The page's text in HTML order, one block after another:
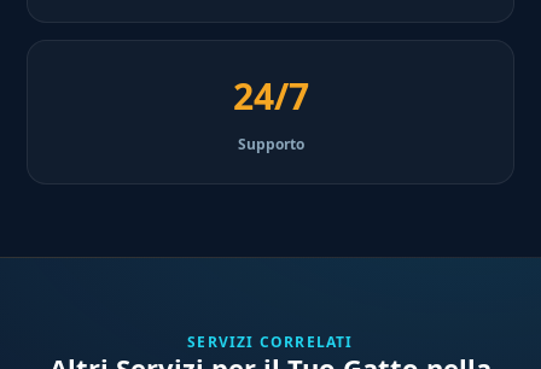
24/7
Supporto
SERVIZI CORRELATI